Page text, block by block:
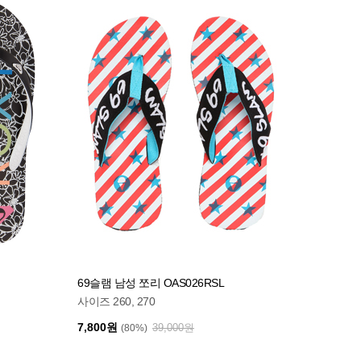
69슬램 남성 쪼리 OAS026RSL
사이즈 260, 270
7,800원 (80%) 39,000원